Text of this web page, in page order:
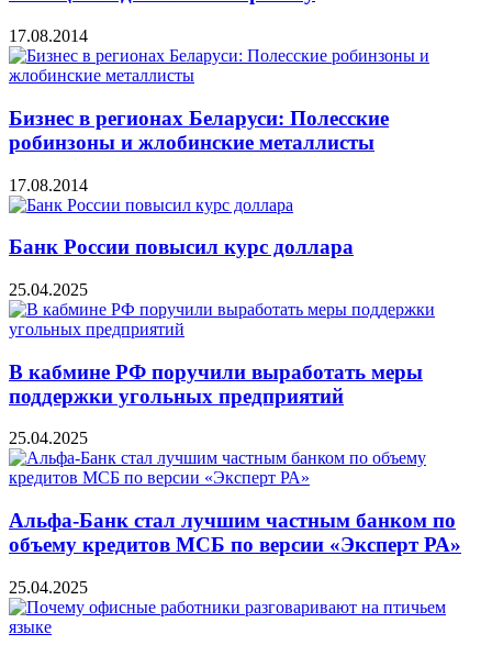
17.08.2014
Бизнес в регионах Беларуси: Полесские
робинзоны и жлобинские металлисты
17.08.2014
Банк России повысил курс доллара
25.04.2025
В кабмине РФ поручили выработать меры
поддержки угольных предприятий
25.04.2025
Альфа-Банк стал лучшим частным банком по
объему кредитов МСБ по версии «Эксперт РА»
25.04.2025